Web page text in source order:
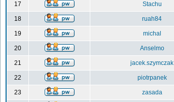
17 Stachu
18 ruah84
19 michal
20 Anselmo
21 jacek.szymczak
22 piotrpanek
23 zasada